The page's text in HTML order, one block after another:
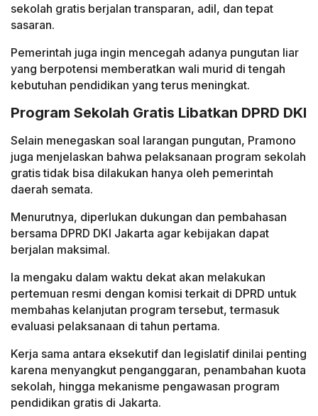
sekolah gratis berjalan transparan, adil, dan tepat
sasaran.
Pemerintah juga ingin mencegah adanya pungutan liar
yang berpotensi memberatkan wali murid di tengah
kebutuhan pendidikan yang terus meningkat.
Program Sekolah Gratis Libatkan DPRD DKI
Selain menegaskan soal larangan pungutan, Pramono
juga menjelaskan bahwa pelaksanaan program sekolah
gratis tidak bisa dilakukan hanya oleh pemerintah
daerah semata.
Menurutnya, diperlukan dukungan dan pembahasan
bersama DPRD DKI Jakarta agar kebijakan dapat
berjalan maksimal.
Ia mengaku dalam waktu dekat akan melakukan
pertemuan resmi dengan komisi terkait di DPRD untuk
membahas kelanjutan program tersebut, termasuk
evaluasi pelaksanaan di tahun pertama.
Kerja sama antara eksekutif dan legislatif dinilai penting
karena menyangkut penganggaran, penambahan kuota
sekolah, hingga mekanisme pengawasan program
pendidikan gratis di Jakarta.